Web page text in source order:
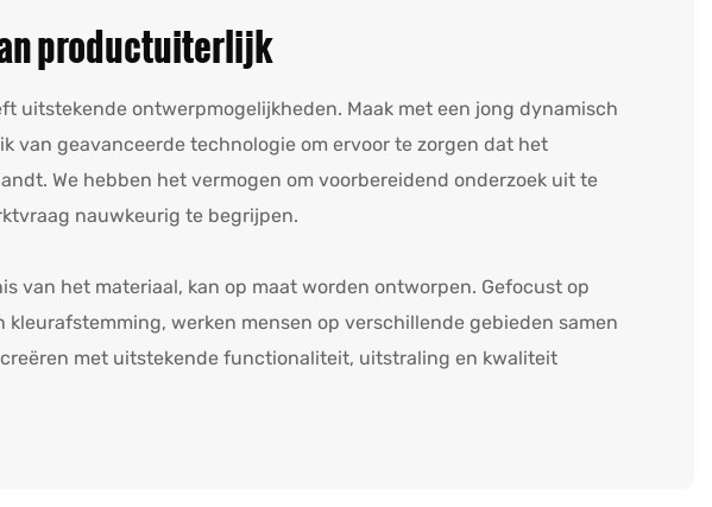
productuiterlijk
uitstekende ontwerpmogelijkheden. Maak met een jong dynamisch
van geavanceerde technologie om ervoor te zorgen dat het
We hebben het vermogen om voorbereidend onderzoek uit te
nauwkeurig te begrijpen.
van het materiaal, kan op maat worden ontworpen. Gefocust op
kleurafstemming, werken mensen op verschillende gebieden samen
met uitstekende functionaliteit, uitstraling en kwaliteit